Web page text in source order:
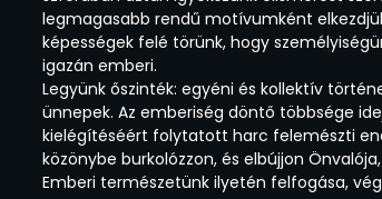
legmagasabb rendű motívumként
képességek felé törünk, hogy
igazán emberi.
Legyünk őszinték: egyéni és kollektív
ünnepek. Az emberiség döntő többsége
kielégítéséért folytatott harc felemészti
közönybe burkolózzon, és elbújjon
Emberi természetünk ilyetén felfogása,